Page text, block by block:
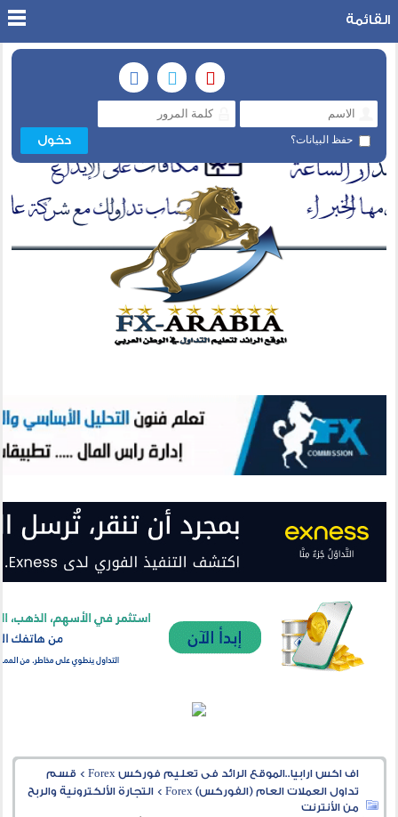
حفظ البيانات؟
القائمة
اف اكس ارابيا..الموقع الرائد فى تعليم فوركس Forex > قسم
تداول العملات العام (الفوركس) Forex
>التجارة الألكترونية والربح
من الأنترنت